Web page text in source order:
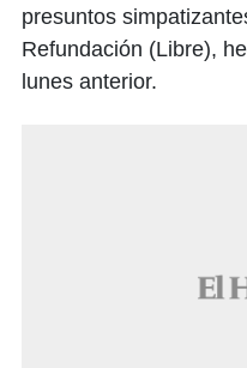
presuntos
Refundación (Libre),
lunes anterior.